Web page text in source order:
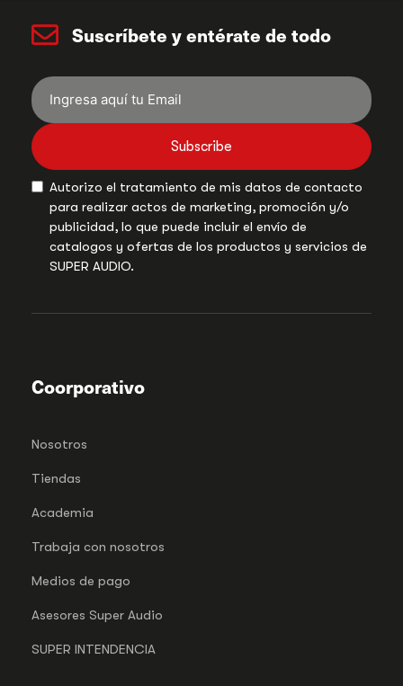
Suscríbete y entérate de todo
Subscribe
Autorizo el tratamiento de mis datos de contacto
para realizar actos de marketing, promoción y/o
publicidad, lo que puede incluir el envío de
catalogos y ofertas de los productos y servicios de
SUPER AUDIO.
Coorporativo
Nosotros
Tiendas
Academia
Trabaja con nosotros
Medios de pago
Asesores Super Audio
SUPER INTENDENCIA